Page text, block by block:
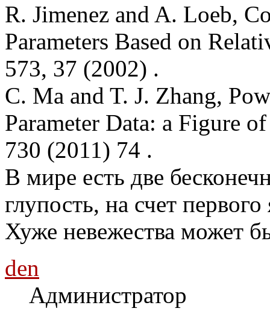
R. Jimenez and A. Loeb,
Parameters Based on
573, 37 (2002) .
C. Ma and T. J. Zhang,
Parameter Data: a Figure
730 (2011) 74 .
В мире есть две
глупость, на счет
Хуже невежества может
den
Администратор